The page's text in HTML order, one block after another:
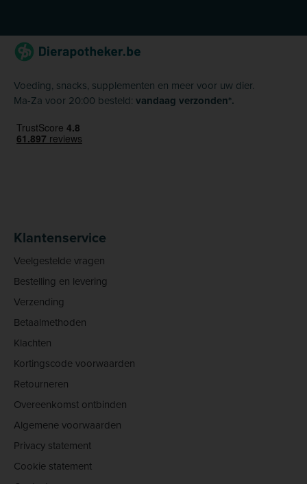
Voeding, snacks, supplementen en meer voor uw dier.
Ma-Za voor 20:00 besteld: vandaag verzonden*.
Klantenservice
Veelgestelde vragen
Bestelling en levering
Verzending
Betaalmethoden
Klachten
Kortingscode voorwaarden
Retourneren
Overeenkomst ontbinden
Algemene voorwaarden
Privacy statement
Cookie statement